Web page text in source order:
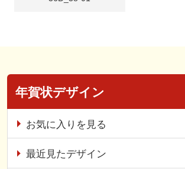
年賀状デザイン
お気に入りを見る
最近見たデザイン